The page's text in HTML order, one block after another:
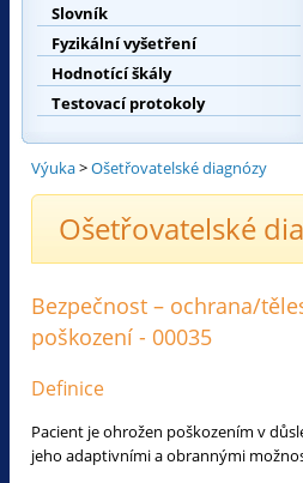
Slovník
Fyzikální vyšetření
Hodnotící škály
Testovací protokoly
Výuka>Ošetřovatelské diagnózy
Ošetřovatelské
Bezpečnost – ochrana/
poškození - 00035
Definice
Pacient je ohrožen poškozením v
jeho adaptivními a obrannými